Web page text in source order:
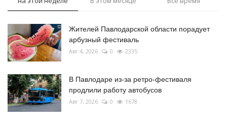
Жителей Павлодарской области порадует
арбузный фестиваль
Авг 4, 2026 0 2335
В Павлодаре из-за ретро-фестиваля
продлили работу автобусов
Авг 7, 2026 0 1678